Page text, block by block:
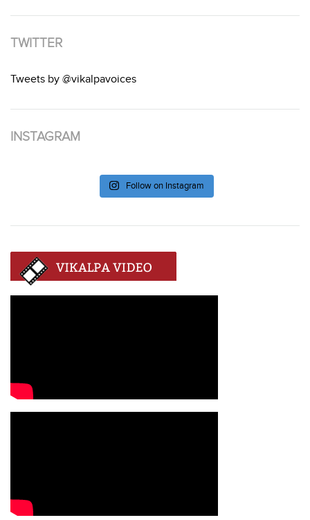
TWITTER
Tweets by @vikalpavoices
INSTAGRAM
Follow on Instagram